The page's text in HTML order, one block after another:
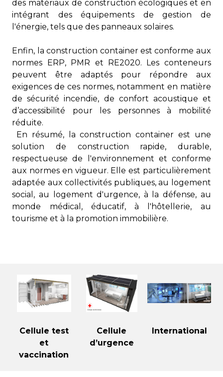
des matériaux de construction écologiques et en
intégrant des équipements de gestion de
l'énergie, tels que des panneaux solaires.
Enfin, la construction container est conforme aux
normes ERP, PMR et RE2020. Les conteneurs
peuvent être adaptés pour répondre aux
exigences de ces normes, notamment en matière
de sécurité incendie, de confort acoustique et
d’accessibilité pour les personnes à mobilité
réduite.
En résumé, la construction container est une
solution de construction rapide, durable,
respectueuse de l'environnement et conforme
aux normes en vigueur. Elle est particulièrement
adaptée aux collectivités publiques, au logement
social, au logement d'urgence, à la défense, au
monde médical, éducatif, à l'hôtellerie, au
tourisme et à la promotion immobilière.
Cellule test
et
vaccination
Cellule
d’urgence
International